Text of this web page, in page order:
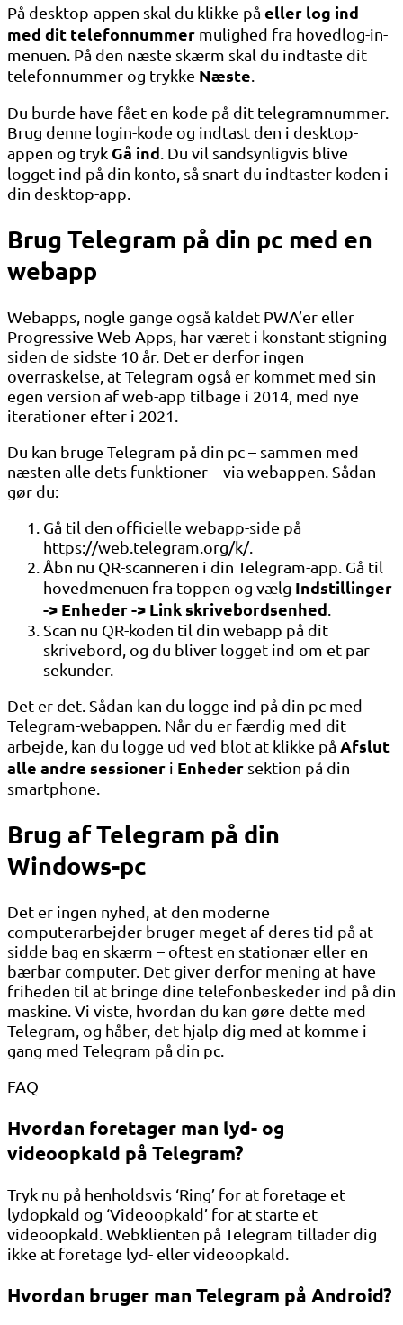
På desktop-appen skal du klikke på eller log ind
med dit telefonnummer mulighed fra hovedlog-in-
menuen. På den næste skærm skal du indtaste dit
telefonnummer og trykke Næste
Du burde have fået en kode på dit telegramnummer.
Brug denne login-kode og indtast den i desktop-
appen og tryk Gå ind . Du vil sandsynligvis blive
logget ind på din konto, så snart du indtaster koden i
din desktop-app.
Brug Telegram på din pc med en
webapp
Webapps, nogle gange også kaldet PWA’er eller
Progressive Web Apps, har været i konstant stigning
siden de sidste 10 år. Det er derfor ingen
overraskelse, at Telegram også er kommet med sin
egen version af web-app tilbage i 2014, med nye
iterationer efter i 2021.
Du kan bruge Telegram på din pc – sammen med
næsten alle dets funktioner – via webappen. Sådan
gør du:
Gå til den officielle webapp-side på
https://web.telegram.org/k/.
Åbn nu QR-scanneren i din Telegram-app. Gå til
hovedmenuen fra toppen og vælg Indstillinger
-> Enheder -> Link skrivebordsenhed
Scan nu QR-koden til din webapp på dit
skrivebord, og du bliver logget ind om et par
sekunder.
Det er det. Sådan kan du logge ind på din pc med
Telegram-webappen. Når du er færdig med dit
arbejde, kan du logge ud ved blot at klikke på Afslut
alle andre sessioner i Enheder sektion på din
smartphone.
Brug af Telegram på din
Windows-pc
Det er ingen nyhed, at den moderne
computerarbejder bruger meget af deres tid på at
sidde bag en skærm – oftest en stationær eller en
bærbar computer. Det giver derfor mening at have
friheden til at bringe dine telefonbeskeder ind på din
maskine. Vi viste, hvordan du kan gøre dette med
Telegram, og håber, det hjalp dig med at komme i
gang med Telegram på din pc.
FAQ
Hvordan foretager man lyd- og
videoopkald på Telegram?
Tryk nu på henholdsvis ‘Ring’ for at foretage et
lydopkald og ‘Videoopkald’ for at starte et
videoopkald. Webklienten på Telegram tillader dig
ikke at foretage lyd- eller videoopkald.
Hvordan bruger man Telegram på Android?